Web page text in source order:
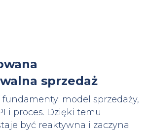
sprzedaż
model sprzedaży,
i proces. Dzięki temu
być reaktywna i zaczyna